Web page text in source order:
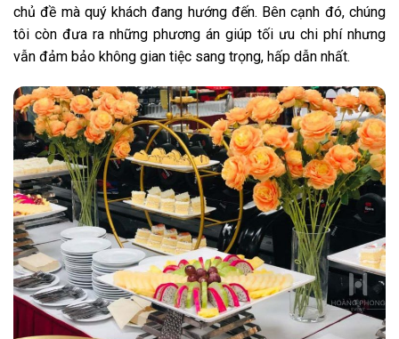
chủ đề mà quý khách đang hướng đến. Bên cạnh đó, chúng
tôi còn đưa ra những phương án giúp tối ưu chi phí nhưng
vẫn đảm bảo không gian tiệc sang trọng, hấp dẫn nhất.